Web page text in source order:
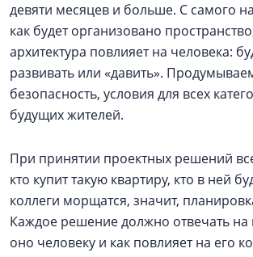
девяти месяцев и больше. С самого
как будет организовано
архитектура повлияет на человека:
развивать или «давить».
безопасность, условия для всех
будущих жителей.
При принятии проектных решений
кто купит такую квартиру, кто в ней
коллеги морщатся, значит,
Каждое решение должно отвечать
оно человеку и как повлияет на его